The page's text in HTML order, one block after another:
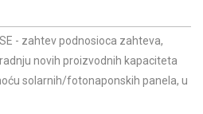
- zahtev podnosioca zahteva,
novih proizvodnih kapaciteta
solarnih/fotonaponskih panela, u